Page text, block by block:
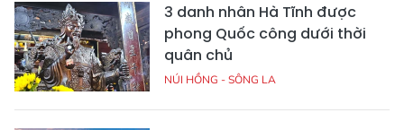
3 danh nhân Hà Tĩnh được
phong Quốc công dưới thời
quân chủ
NÚI HỒNG - SÔNG LA